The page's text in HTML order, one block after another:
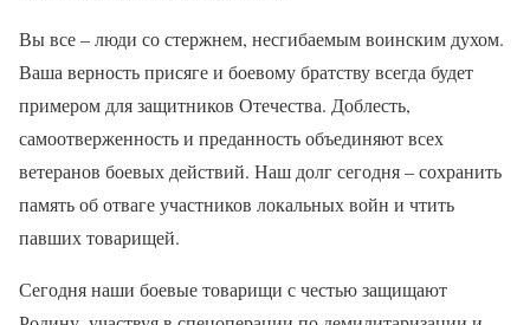
Вы все – люди со стержнем, несгибаемым воинским духом.
Ваша верность присяге и боевому братству всегда будет
примером для защитников Отечества. Доблесть,
самоотверженность и преданность объединяют всех
ветеранов боевых действий. Наш долг сегодня – сохранить
память об отваге участников локальных войн и чтить
павших товарищей.
Сегодня наши боевые товарищи с честью защищают